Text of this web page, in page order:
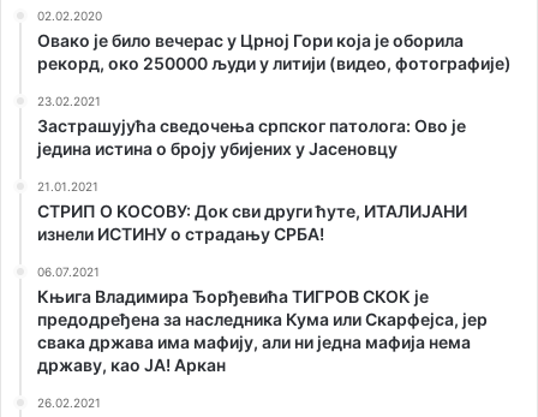
02.02.2020
Овако је било вечерас у Црној Гори која је оборила
рекорд, око 250000 људи у литији (видео, фотографије)
23.02.2021
Застрашујућа сведочења српског патолога: Ово је
једина истина о броју убијених у Јасеновцу
21.01.2021
СТРИП О KОСОВУ: Док сви други ћуте, ИТАЛИЈАНИ
изнели ИСТИНУ о страдању СРБА!
06.07.2021
Књига Владимира Ђорђевића ТИГРОВ СКОК је
предодређена за наследника Кума или Скарфејса, јер
свака држава има мафију, али ни једна мафија нема
државу, као ЈА! Аркан
26.02.2021